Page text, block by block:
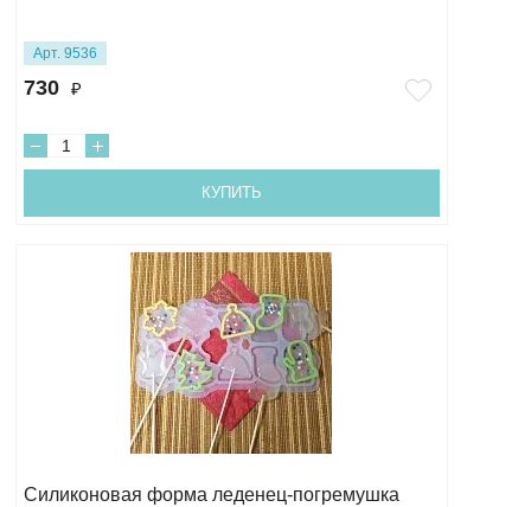
Арт. 9536
730 ₽
КУПИТЬ
Силиконовая форма леденец-погремушка